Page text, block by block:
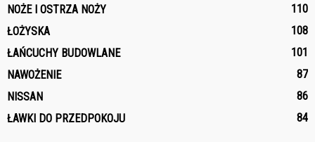
NOŻE I OSTRZA NOŻY
110
ŁOŻYSKA
108
ŁAŃCUCHY BUDOWLANE
101
NAWOŻENIE
87
NISSAN
86
ŁAWKI DO PRZEDPOKOJU
84